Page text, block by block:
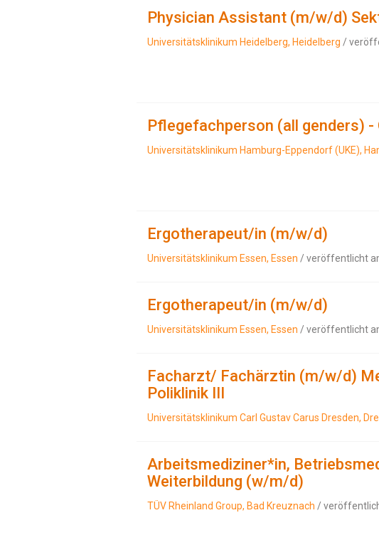
Physician Assistant (m/w/d)
Universitätsklinikum Heidelberg, Heidelberg /
Pflegefachperson (all genders) -
Universitätsklinikum Hamburg-Eppendorf (UKE),
Ergotherapeut/in (m/w/d)
Universitätsklinikum Essen, Essen / veröffentlicht
Ergotherapeut/in (m/w/d)
Universitätsklinikum Essen, Essen / veröffentlicht
Facharzt/ Fachärztin (m/w/d)
Poliklinik III
Universitätsklinikum Carl Gustav Carus Dresden,
Arbeitsmediziner*in,
Weiterbildung (w/m/d)
TÜV Rheinland Group, Bad Kreuznach /